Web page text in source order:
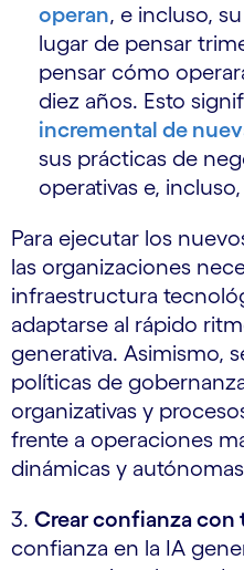
operan, e incluso,
lugar de pensar
pensar cómo
diez años. Esto
incremental de
sus prácticas de
operativas e,
Para ejecutar los
las organizaciones
infraestructura
adaptarse al rápido
generativa. Asimismo,
políticas de
organizativas y
frente a operaciones
dinámicas y
3. Crear confianza con
confianza en la IA